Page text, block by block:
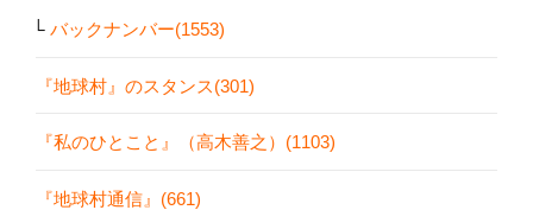
バックナンバー(1553)
『地球村』のスタンス(301)
『私のひとこと』（高木善之）(1103)
『地球村通信』(661)